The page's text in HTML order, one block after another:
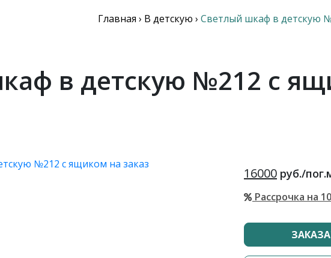
Главная › В детскую › Светлый шкаф в детскую
в детскую №212 с
16000 руб./
Рассрочка на